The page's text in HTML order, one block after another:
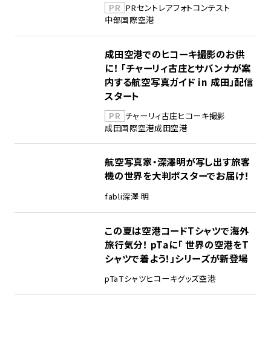
PR PRセントレアフォトコンテスト
中部国際空港
成田空港でのヒコーキ撮影のお供
に！ 「チャーリィ古庄とサバンナが案
内する航空写真ガイド in 成田」配信
スタート
PR チャーリィ古庄ヒコーキ撮影
成田国際空港成田空港
航空写真家・深澤明が写し出す旅客
機の世界を大判ポスターでお届け！
fabli深澤 明
この夏は空港コードTシャツで海外
旅行気分！ pTaに「 世界の空港をT
シャツで着よう！」シリーズが新登場
pTaTシャツヒコーキグッズ空港